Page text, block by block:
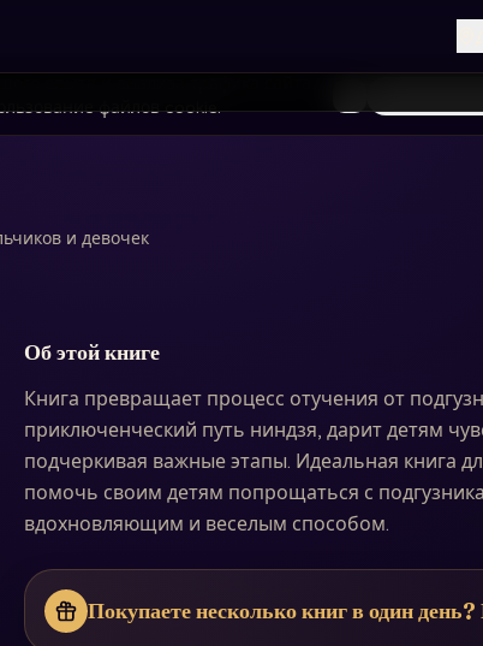
опыта и анализа трафика сайта.
файлов cookie.
и девочек
Об этой книге
Книга превращает процесс отучения от
приключенческий путь ниндзя, дарит детям
подчеркивая важные этапы. Идеальная книга
помочь своим детям попрощаться с
вдохновляющим и веселым способом.
Покупаете несколько книг в один